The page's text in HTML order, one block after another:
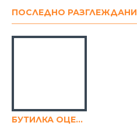
ПОСЛЕДНО РАЗГЛЕЖДАНИ
БУТИЛКА ОЦЕТ VOCA 500CC